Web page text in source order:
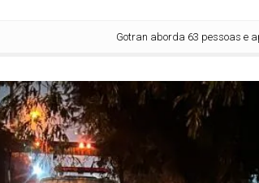
Gotran aborda 63 pessoas e aplica 81